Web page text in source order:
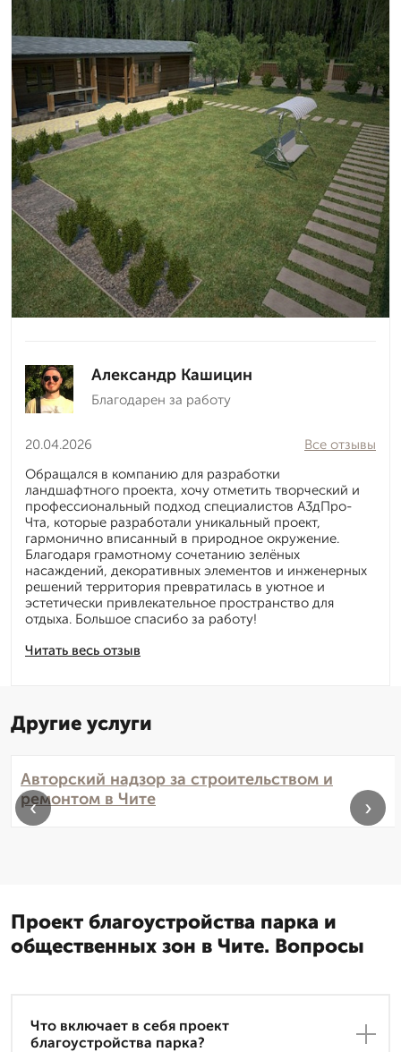
Александр Кашицин
Благодарен за работу
20.04.2026
Читать весь отзыв
Все отзывы
Обращался в компанию для разработки
ландшафтного проекта, хочу отметить творческий и
профессиональный подход специалистов А3дПро-
Чта, которые разработали уникальный проект,
гармонично вписанный в природное окружение.
Благодаря грамотному сочетанию зелёных
насаждений, декоративных элементов и инженерных
решений территория превратилась в уютное и
эстетически привлекательное пространство для
отдыха. Большое спасибо за работу!
Другие услуги
Авторский надзор за строительством и
ремонтом в Чите
‹ ›
Проект благоустройства парка и
общественных зон в Чите. Вопросы
Что включает в себя проект
благоустройства парка?